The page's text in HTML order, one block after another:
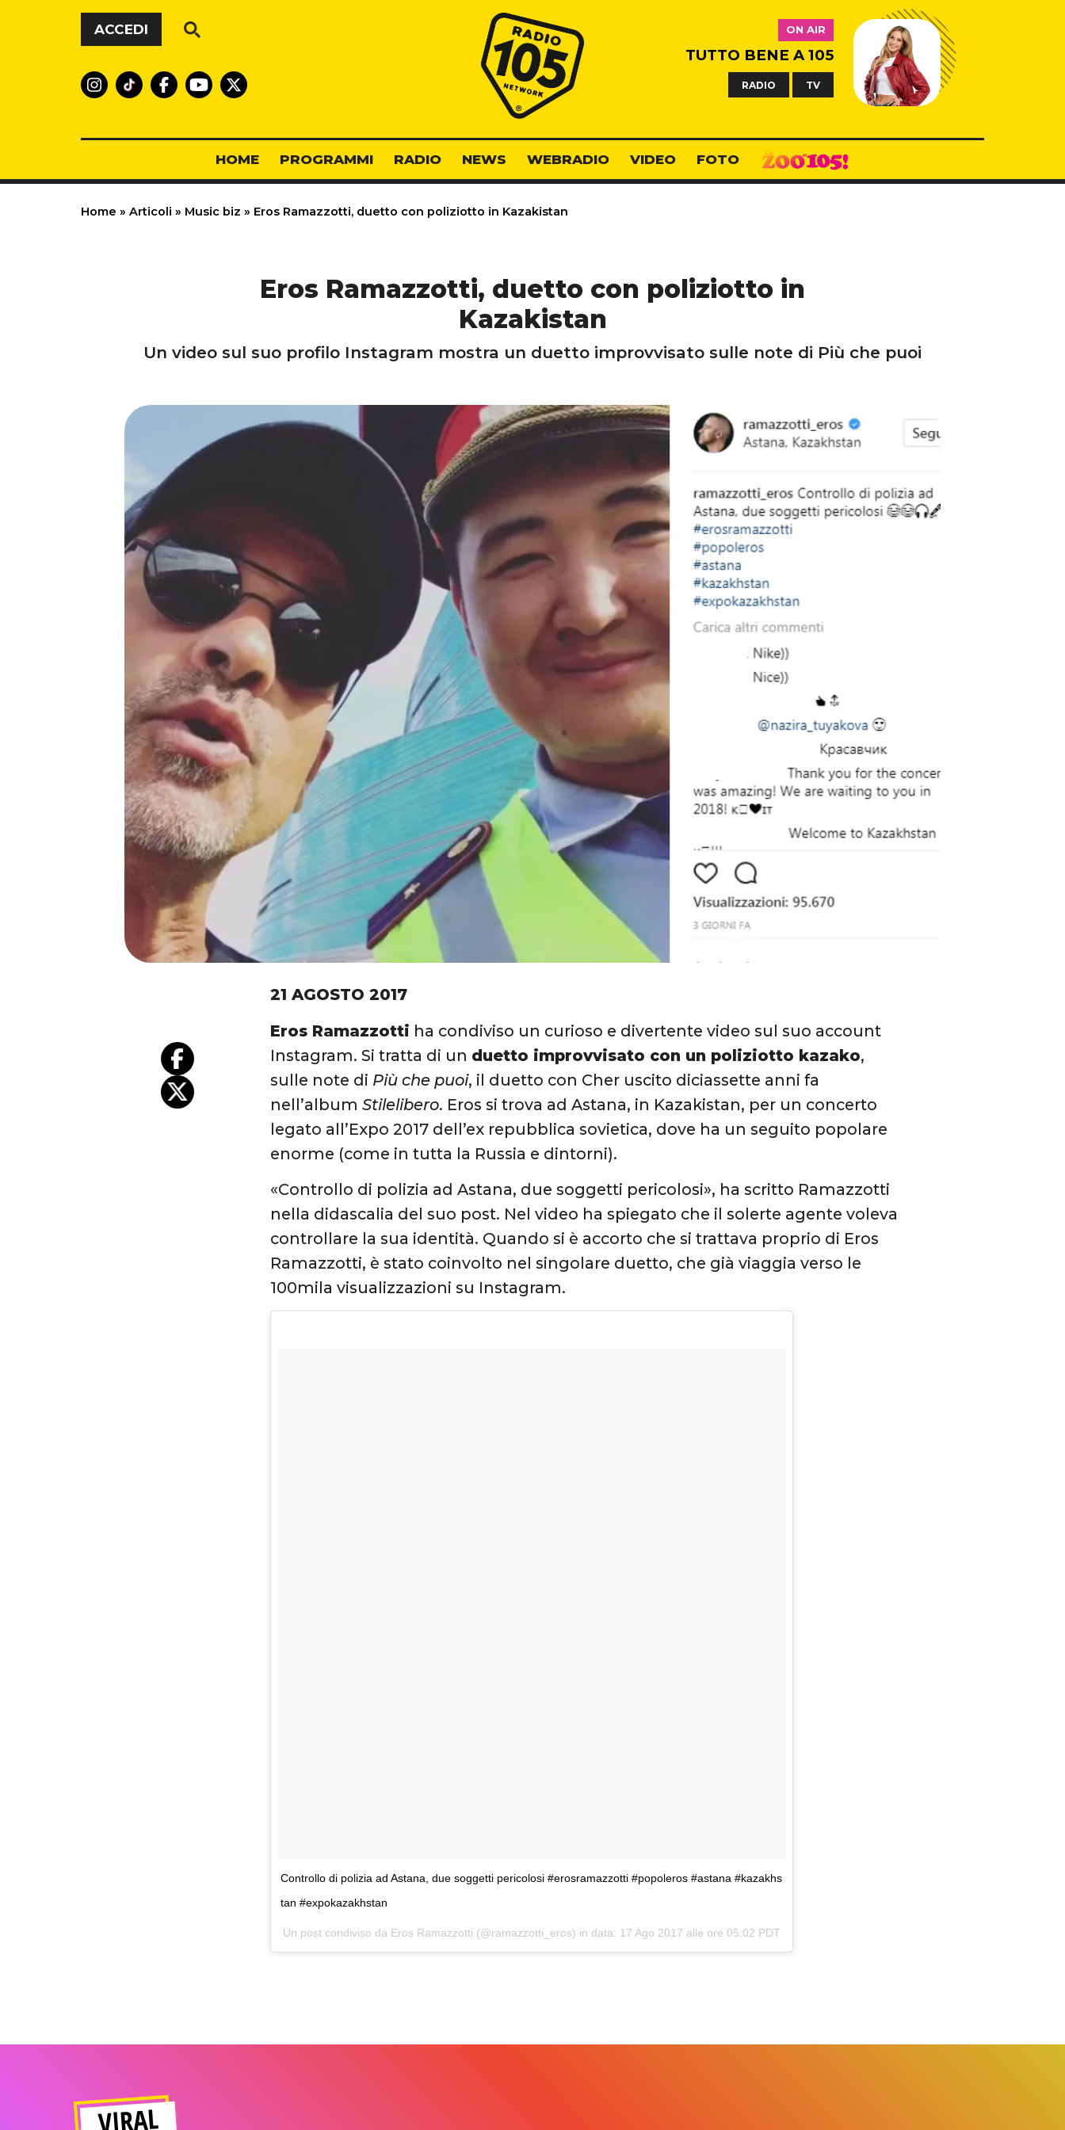
Vai al contenuto
ACCEDI
Radio 105
ON AIR
TUTTO BENE A 105
RADIO TV
HOME PROGRAMMI RADIO NEWS WEBRADIO VIDEO FOTO
Home » Articoli » Music biz » Eros Ramazzotti, duetto con poliziotto in Kazakistan
Eros Ramazzotti, duetto con poliziotto in
Kazakistan
Un video sul suo profilo Instagram mostra un duetto improvvisato sulle note di Più che puoi
21 AGOSTO 2017
Eros Ramazzotti ha condiviso un curioso e divertente video sul suo account
Instagram. Si tratta di un duetto improvvisato con un poliziotto kazako,
sulle note di Più che puoi, il duetto con Cher uscito diciassette anni fa
nell’albumStilelibero. Eros si trova ad Astana, in Kazakistan, per un concerto
legato all’Expo 2017 dell’ex repubblica sovietica, dove ha un seguito popolare
enorme (come in tutta la Russia e dintorni).
«Controllo di polizia ad Astana, due soggetti pericolosi», ha scritto Ramazzotti
nella didascalia del suo post. Nel video ha spiegato che il solerte agente voleva
controllare la sua identità. Quando si è accorto che si trattava proprio di Eros
Ramazzotti, è stato coinvolto nel singolare duetto, che già viaggia verso le
100mila visualizzazioni su Instagram.
Controllo di polizia ad Astana, due soggetti pericolosi #erosramazzotti #popoleros #astana #kazakhs
tan #expokazakhstan
Un post condiviso da Eros Ramazzotti (@ramazzotti_eros) in data: 17 Ago 2017 alle ore 05:02 PDT
VIRAL